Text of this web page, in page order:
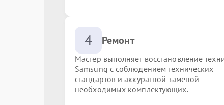
4 Ремонт
Мастер выполняет восстановление
Samsung с соблюдением технических
стандартов и аккуратной заменой
необходимых комплектующих.